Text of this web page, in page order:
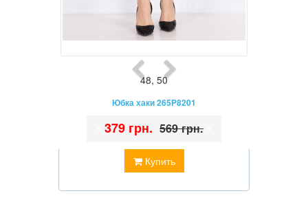
48, 50
Юбка хаки 265P8201
Купить
379 грн. 569 грн.